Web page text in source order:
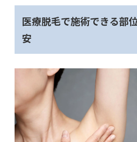
医療脱毛で施術できる部
安